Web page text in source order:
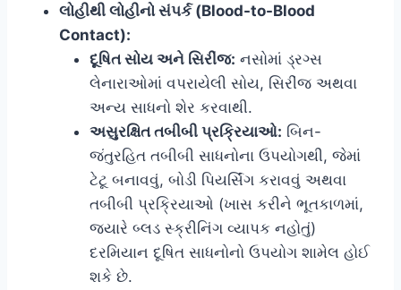
લોહીથી લોહીનો સંપર્ક (Blood-to-Blood
Contact):
દૂષિત સોય અને સિરીંજ: નસોમાં ડ્રગ્સ
લેનારાઓમાં વપરાયેલી સોય, સિરીંજ અથવા
અન્ય સાધનો શેર કરવાથી.
અસુરક્ષિત તબીબી પ્રક્રિયાઓ: બિન-
જંતુરહિત તબીબી સાધનોના ઉપયોગથી, જેમાં
ટેટૂ બનાવવું, બોડી પિયર્સિંગ કરાવવું અથવા
તબીબી પ્રક્રિયાઓ (ખાસ કરીને ભૂતકાળમાં,
જ્યારે બ્લડ સ્ક્રીનિંગ વ્યાપક નહોતું)
દરમિયાન દૂષિત સાધનોનો ઉપયોગ શામેલ હોઈ
શકે છે.